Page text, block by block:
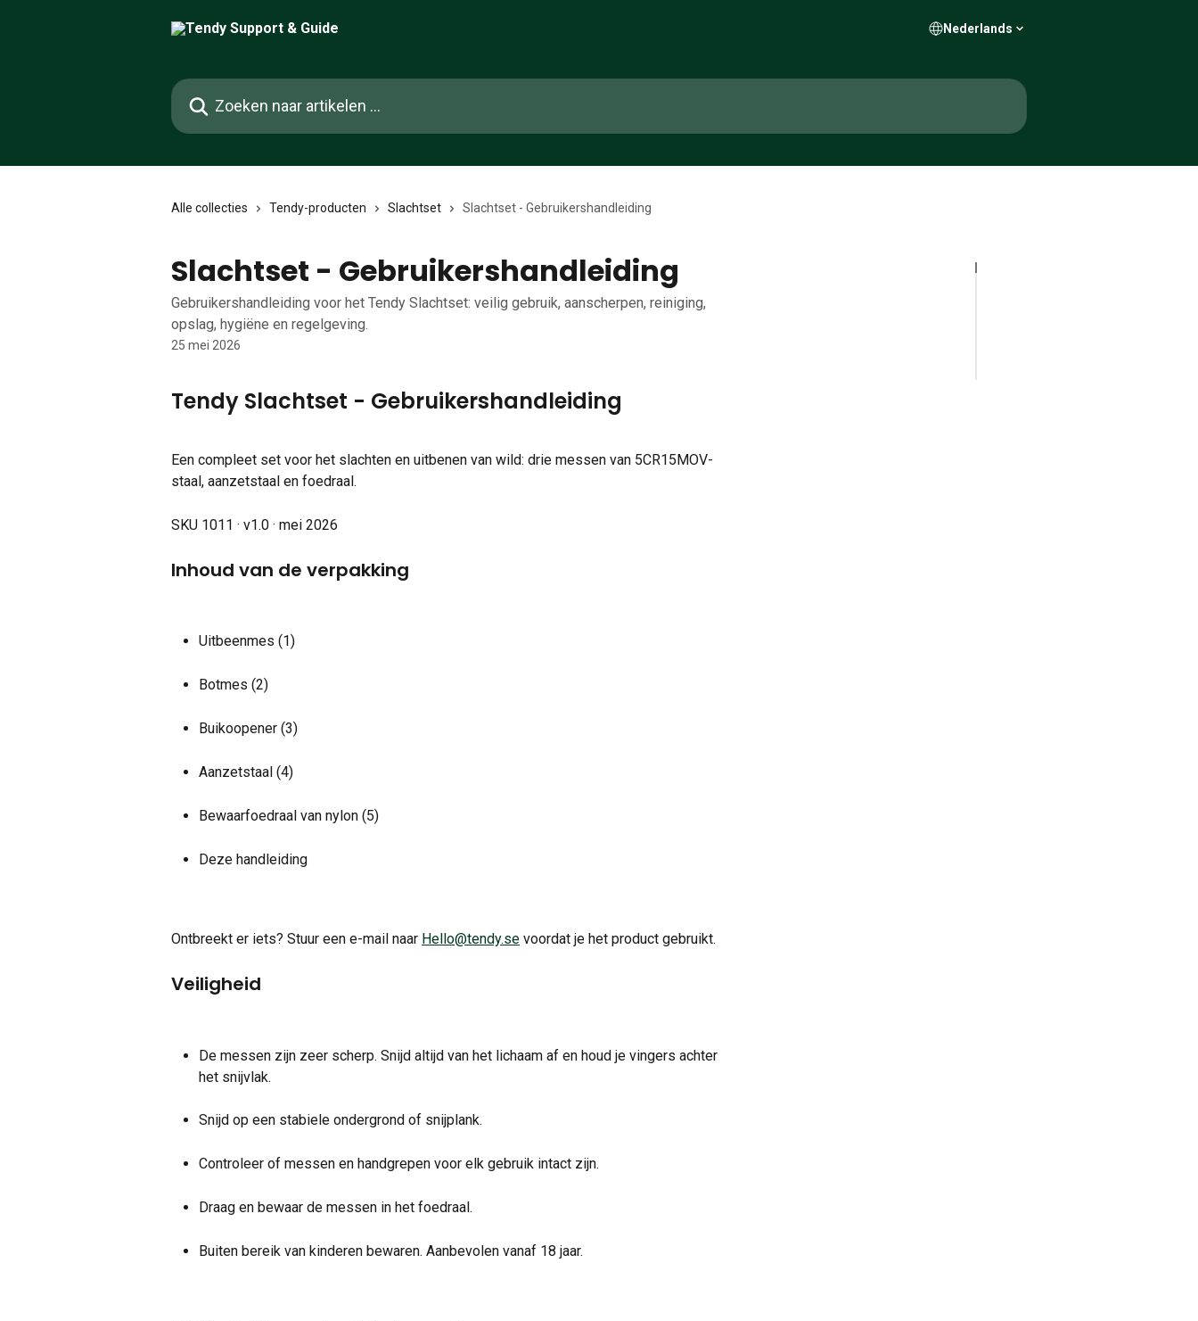
Nederlands
Zoeken naar artikelen ...
Alle collecties Tendy-producten Slachtset Slachtset - Gebruikershandleiding
Slachtset - Gebruikershandleiding
Gebruikershandleiding voor het Tendy Slachtset: veilig gebruik, aanscherpen, reiniging,
opslag, hygiëne en regelgeving.
25 mei 2026
Tendy Slachtset - Gebruikershandleiding
Een compleet set voor het slachten en uitbenen van wild: drie messen van 5CR15MOV-
staal, aanzetstaal en foedraal.
SKU 1011 · v1.0 · mei 2026
Inhoud van de verpakking
Uitbeenmes (1)
Botmes (2)
Buikoopener (3)
Aanzetstaal (4)
Bewaarfoedraal van nylon (5)
Deze handleiding
Ontbreekt er iets? Stuur een e-mail naar Hello@tendy.se voordat je het product gebruikt.
Veiligheid
De messen zijn zeer scherp. Snijd altijd van het lichaam af en houd je vingers achter
het snijvlak.
Snijd op een stabiele ondergrond of snijplank.
Controleer of messen en handgrepen voor elk gebruik intact zijn.
Draag en bewaar de messen in het foedraal.
Buiten bereik van kinderen bewaren. Aanbevolen vanaf 18 jaar.